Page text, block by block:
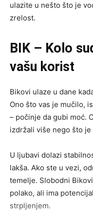
ulazite u nešto što je
zrelost.
BIK – Kolo
vašu korist
Bikovi ulaze u dane
Ono što vas je mučilo,
– počinje da gubi moć.
izdržali više nego što je
U ljubavi dolazi
lakša. Ako ste u vezi,
temelje. Slobodni
polako, ali ima
strpljenjem.